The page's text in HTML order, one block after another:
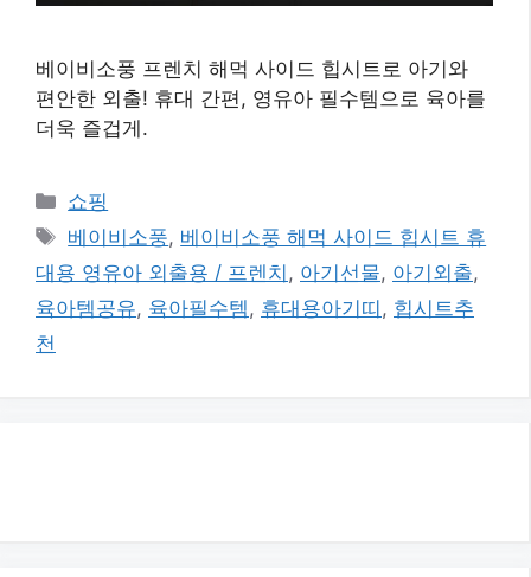
베이비소풍 프렌치 해먹 사이드 힙시트로 아기와
편안한 외출! 휴대 간편, 영유아 필수템으로 육아를
더욱 즐겁게.
카
테
고
리
쇼핑
태
그
베이비소풍, 베이비소풍 해먹 사이드 힙시트 휴
대용 영유아 외출용 / 프렌치 , 아기선물, 아기외출,
육아템공유, 육아필수템 , 휴대용아기띠 , 힙시트추
천